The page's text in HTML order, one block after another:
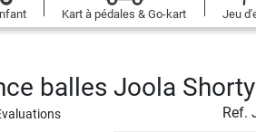
Kart à pédales & Go-kart Jeu
balles Joola Shorty
Ref.